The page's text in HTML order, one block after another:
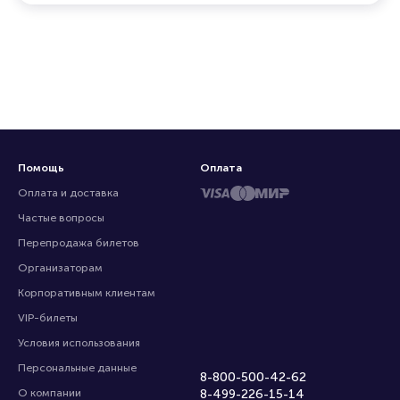
Помощь
Оплата и доставка
Частые вопросы
Перепродажа билетов
Организаторам
Корпоративным клиентам
VIP-билеты
Условия использования
Персональные данные
О компании
8-800-500-42-62
8-499-226-15-14
Оплата